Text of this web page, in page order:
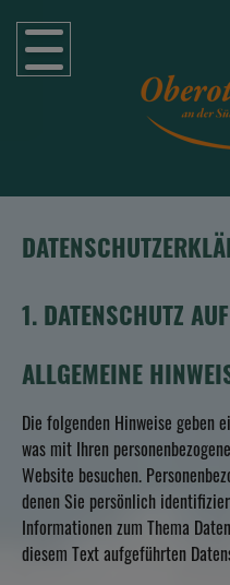
1. DATENSCHUTZ
ALLGEMEINE
Die folgenden Hinweise geben
was mit Ihren
Website besuchen.
denen Sie persönlich
Informationen zum Thema
diesem Text aufgeführten